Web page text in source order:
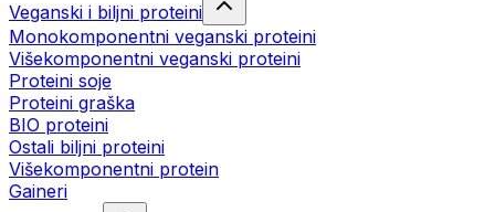
Veganski i biljni proteini
Monokomponentni veganski proteini
Višekomponentni veganski proteini
Proteini soje
Proteini graška
BIO proteini
Ostali biljni proteini
Višekomponentni protein
Gaineri